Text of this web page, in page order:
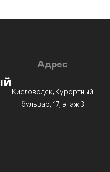
Адрес
Кисловодск, Курортный
бульвар, 17, этаж 3